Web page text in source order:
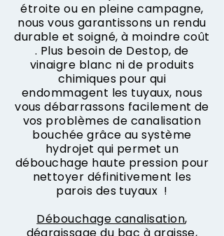
étroite ou en pleine campagne,
nous vous garantissons un rendu
durable et soigné, à moindre coût
. Plus besoin de Destop, de
vinaigre blanc ni de produits
chimiques pour qui
endommagent les tuyaux, nous
vous débarrassons facilement de
vos problèmes de canalisation
bouchée grâce au système
hydrojet qui permet un
débouchage haute pression pour
nettoyer définitivement les
parois des tuyaux !
Débouchage canalisation,